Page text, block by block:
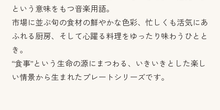
という意味をもつ音楽用語。
市場に並ぶ旬の食材の鮮やかな色彩、忙しくも活気にあ
ふれる厨房、そして心躍る料理をゆったり味わうひとと
き。
“食事”という生命の源にまつわる、いきいきとした楽し
い情景から生まれたプレートシリーズです。